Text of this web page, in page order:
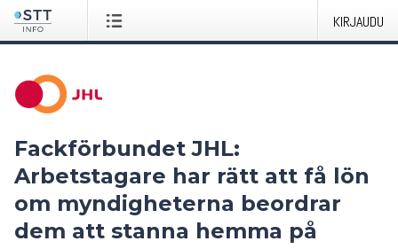
KIRJAUDU
Fackförbundet JHL:
Arbetstagare har rätt att få lön
om myndigheterna beordrar
dem att stanna hemma på